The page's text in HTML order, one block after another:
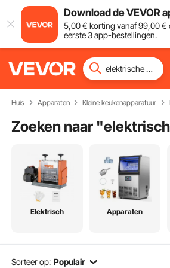
Download de VEVOR
5,00€ korting vanaf99,00€
eerste 3 app-bestellingen.
Huis Apparaten Kleine keukenapparatuur
Zoeken naar "
Elektrisch Apparaten
Sorteer op: Populair